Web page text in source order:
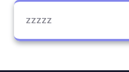
zzzzz